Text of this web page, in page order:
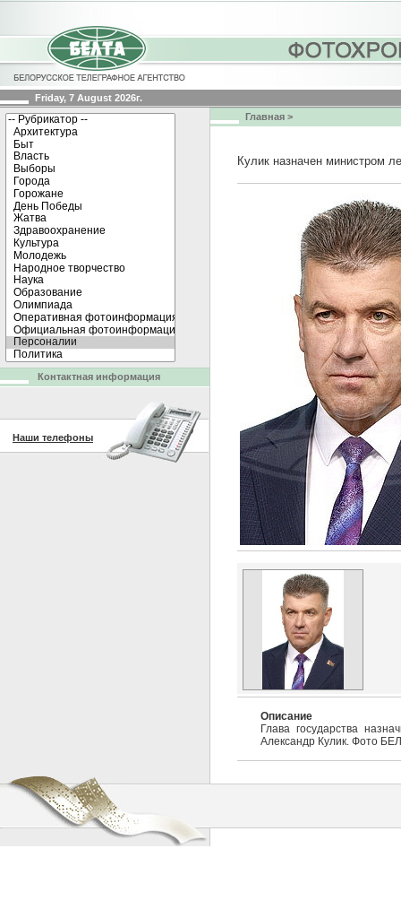
Friday, 7 August 2026г.
Главная >
Кулик назначен министром
Описание
Глава государства
Александр Кулик. Фото
Контактная информация
Наши телефоны